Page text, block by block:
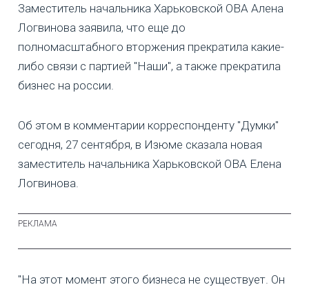
Заместитель начальника Харьковской ОВА Алена
Логвинова заявила, что еще до
полномасштабного вторжения прекратила какие-
либо связи с партией "Наши", а также прекратила
бизнес на россии.
Об этом в комментарии корреспонденту "Думки"
сегодня, 27 сентября, в Изюме сказала новая
заместитель начальника Харьковской ОВА Елена
Логвинова.
"На этот момент этого бизнеса не существует. Он